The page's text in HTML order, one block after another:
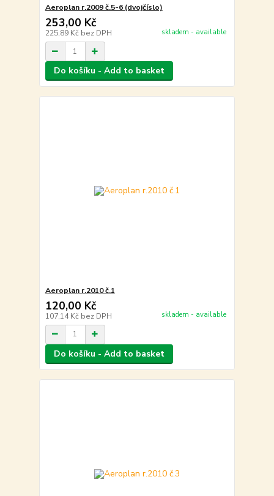
Aeroplan r.2009 č.5-6 (dvojčíslo)
253,00 Kč
225,89 Kč bez DPH skladem - available
Do košíku - Add to basket
Aeroplan r.2010 č.1
120,00 Kč
107,14 Kč bez DPH skladem - available
Do košíku - Add to basket